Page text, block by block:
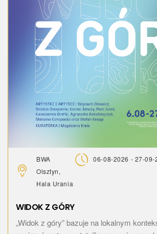
BWA
Olsztyn,
Hala Urania
06-08-2026 - 27-09-
WIDOK Z GÓRY
„Widok z góry” bazuje na lokalnym